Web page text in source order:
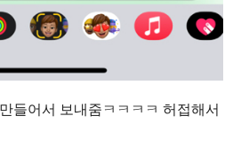
들어서 보내줌ㅋㅋㅋㅋ 허접해서